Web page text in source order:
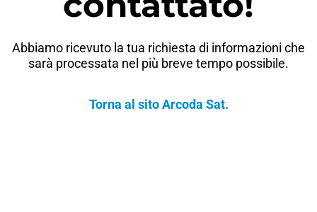
Abbiamo ricevuto la tua richiesta di informazioni che
sarà processata nel più breve tempo possibile.
Torna al sito Arcoda Sat.